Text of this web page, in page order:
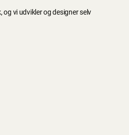
vi udvikler og designer selv